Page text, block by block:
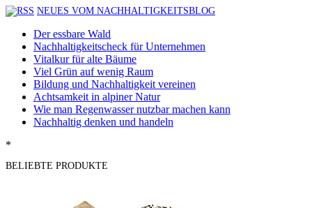
NEUES VOM NACHHALTIGKEITSBLOG
Der essbare Wald
Nachhaltigkeitscheck für Unternehmen
Vitalkur für alte Bäume
Viel Grün auf wenig Raum
Bildung und Nachhaltigkeit vereinen
Achtsamkeit in alpiner Natur
Wie man Regenwasser nutzbar machen kann
Nachhaltig denken und handeln
*
BELIEBTE PRODUKTE